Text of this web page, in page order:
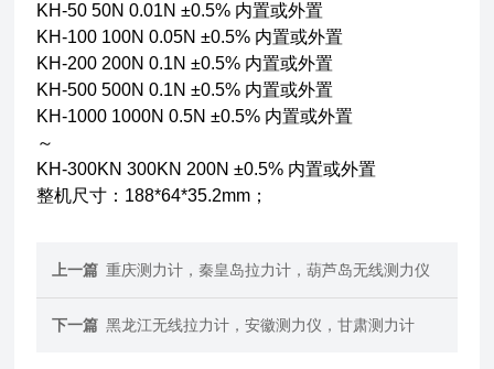
KH-50 50N 0.01N ±0.5% 内置或外置
KH-100 100N 0.05N ±0.5% 内置或外置
KH-200 200N 0.1N ±0.5% 内置或外置
KH-500 500N 0.1N ±0.5% 内置或外置
KH-1000 1000N 0.5N ±0.5% 内置或外置
～
KH-300KN 300KN 200N ±0.5% 内置或外置
整机尺寸：188*64*35.2mm；
上一篇 重庆测力计，秦皇岛拉力计，葫芦岛无线测力仪
下一篇 黑龙江无线拉力计，安徽测力仪，甘肃测力计